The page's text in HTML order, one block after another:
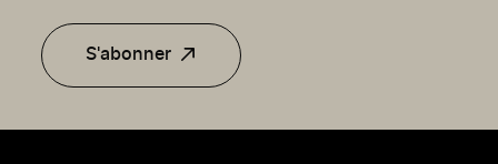
S'abonner